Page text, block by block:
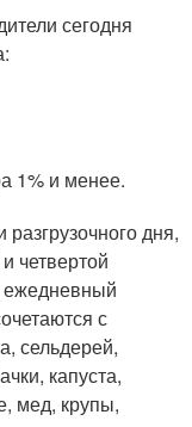
сегодня
1% и менее.
дня,
четвертой
ежедневный
с
сельдерей,
капуста,
мед, крупы,